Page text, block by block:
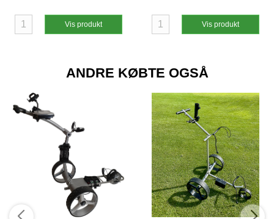
Vis produkt Vis produkt
ANDRE KØBTE OGSÅ